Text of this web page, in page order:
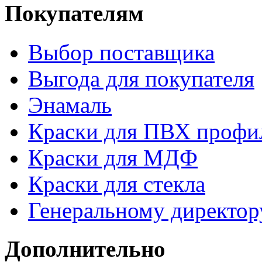
Покупателям
Выбор поставщика
Выгода для покупателя
Энамаль
Краски для ПВХ
Краски для МДФ
Краски для стекла
Генеральному
Дополнительно